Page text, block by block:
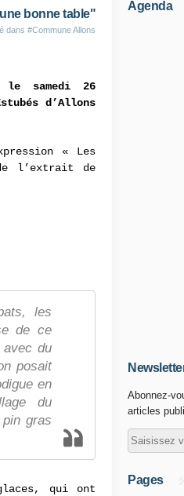
bonne table"
dans #Commune Allons
le samedi 26
d’Allons
« Les
l’extrait de
les
de ce
avec du
posait
en
du
gras
qui ont
Agenda
Abonnez-
articles
Pages